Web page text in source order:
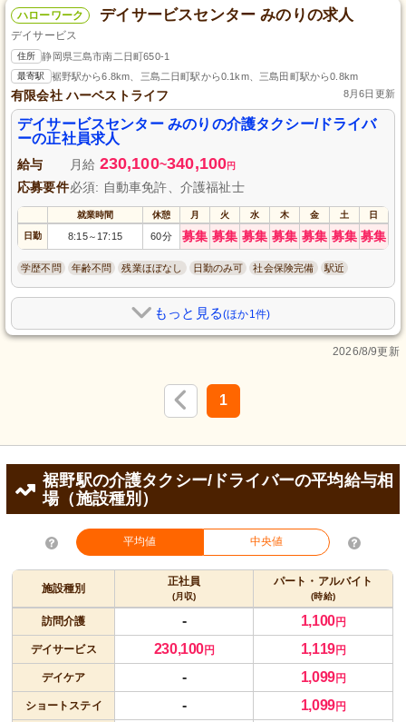
ハローワーク デイサービスセンター みのりの求人
デイサービス
住所 静岡県三島市南二日町650-1
最寄駅 裾野駅から6.8km、三島二日町駅から0.1km、三島田町駅から0.8km
有限会社 ハーベストライフ 8月6日更新
デイサービスセンター みのりの介護タクシー/ドライバ
ーの正社員求人
給与 月給 230,100~340,100円
応募要件必須: 自動車免許、介護福祉士
就業時間 休憩 月 火 水 木 金 土 日
日勤 8:15～ 17:15 60分 募集 募集 募集 募集 募集 募集 募集
学歴不問 年齢不問 残業ほぼなし 日勤のみ可 社会保険完備 駅近
もっと見る(ほか1件)
2026/8/9更新
1
裾野駅の介護タクシー/ドライバーの平均給与相
場（施設種別）
平均値 中央値
施設種別
正社員
(月収)
パート・アルバイト
(時給)
訪問介護 - 1,100円
デイサービス 230,100円 1,119円
デイケア - 1,099円
ショートステイ - 1,099円